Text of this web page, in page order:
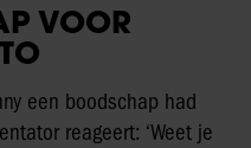
VOOR
een boodschap had
reageert: ‘Weet je